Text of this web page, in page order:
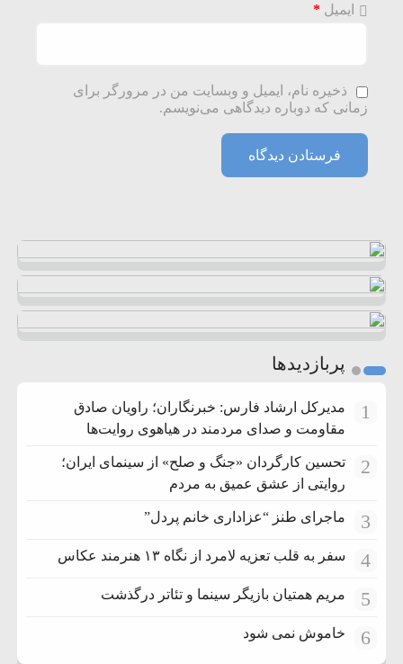
ایمیل *
ذخیره نام، ایمیل و وبسایت من در مرورگر برای
زمانی که دوباره دیدگاهی می‌نویسم.
پربازدیدها
1
مدیرکل ارشاد فارس: خبرنگاران؛ راویان صادق
مقاومت و صدای مردمند در هیاهوی روایت‌ها
2
تحسین کارگردان «جنگ و صلح» از سینمای ایران؛
روایتی از عشق عمیق به مردم
3 ماجرای طنز “عزاداری خانم پردل”
4 سفر به قلب تعزیه لامرد از نگاه ۱۳ هنرمند عکاس
5 مریم همتیان بازیگر سینما و تئاتر درگذشت
6 خاموش نمی شود